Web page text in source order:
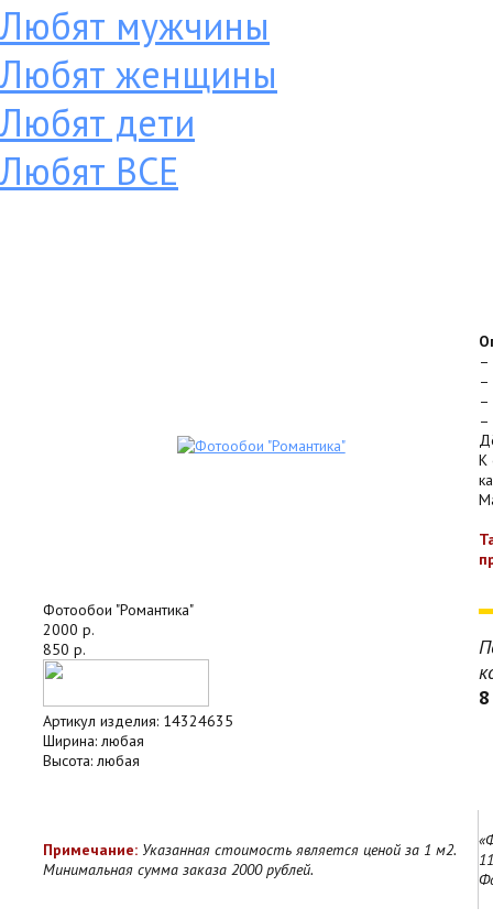
Любят мужчины
Любят женщины
Любят дети
Любят ВСЕ
Фотообои "Романтика"
2000 р.
850 р.
Артикул изделия: 14324635
Ширина:любая
Высота:любая
–
–
–
–
К
Примечание: Указанная стоимость является ценой за 1 м2.
Минимальная сумма заказа 2000 рублей.